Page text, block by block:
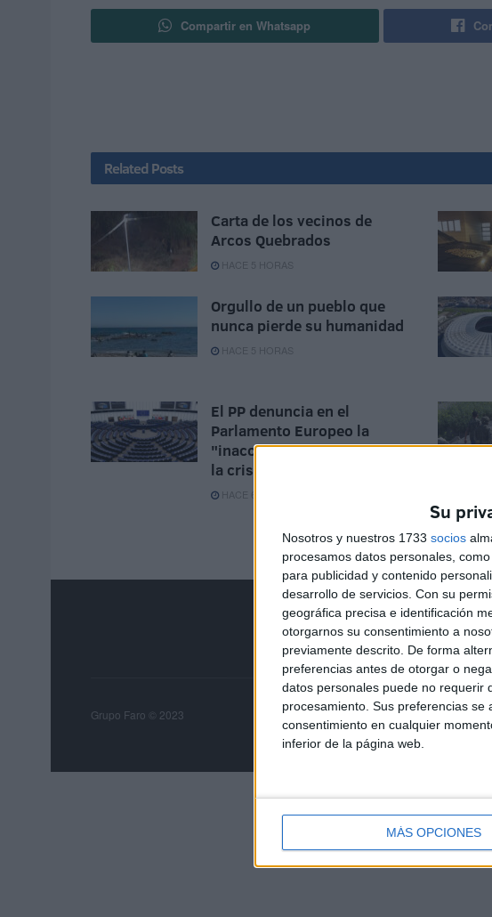
Su
Nosotros y nuestros 1733 socios
procesamos datos personales,
para publicidad y contenido
desarrollo de servicios. Con su
geográfica precisa e identificación
otorgarnos su consentimiento a
previamente descrito. De forma
preferencias antes de otorgar o
datos personales puede no requerir
procesamiento. Sus preferencias
consentimiento en cualquier
inferior de la página web.
MÁS OPCIONES
Compartir en Whatsapp
Related Posts
Carta de los vecinos de
Arcos Quebrados
HACE 5 HORAS
Orgullo de un pueblo que
nunca pierde su humanidad
HACE 5 HORAS
El PP denuncia en el
Parlamento Europeo la
"inacción" de Sánchez ante
la crisis de Ceuta
HACE 6 HORAS
Grupo Faro Publicidad Contacto
Grupo Faro © 2023